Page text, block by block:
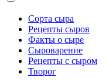
Сорта сыра
Рецепты сыров
Факты о сыре
Сыроварение
Рецепты с сыром
Творог